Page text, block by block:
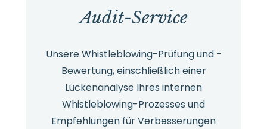
Audit-Service
Unsere Whistleblowing-Prüfung und -
Bewertung, einschließlich einer
Lückenanalyse Ihres internen
Whistleblowing-Prozesses und
Empfehlungen für Verbesserungen